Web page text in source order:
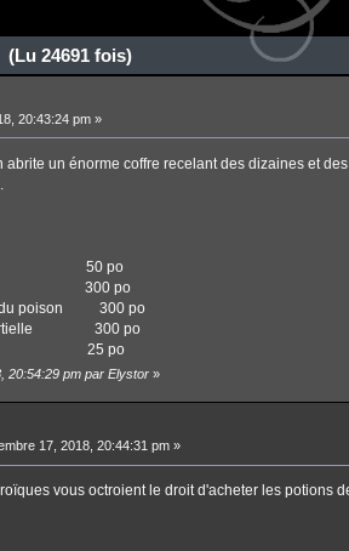
24691 fois)
20:43:24 pm »
abrite un énorme coffre recelant des dizaines et
50 po
300 po
du poison 300 po
partielle 300 po
25 po
20:54:29 pm par Elystor»
17, 2018, 20:44:31 pm »
vous octroient le droit d'acheter les potions